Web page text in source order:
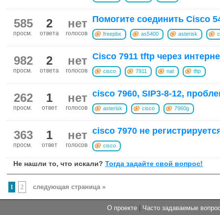
нет
голосов
2
ответа
585
просм.
Помогите соединить Cisco
freepbx as5400 asterisk
нет
голосов
2
ответа
982
просм.
Cisco 7911 tftp через
cisco 7911 nat tftp
нет
голосов
1
ответ
262
просм.
cisco 7960, SIP3-8-12,
asterisk cisco 7960g
нет
голосов
1
ответ
363
просм.
cisco 7970 не
cisco
Не нашли то, что искали? Тогда задайте свой вопрос!
1 2 следующая страница »
О проекте | Часто задаваемые